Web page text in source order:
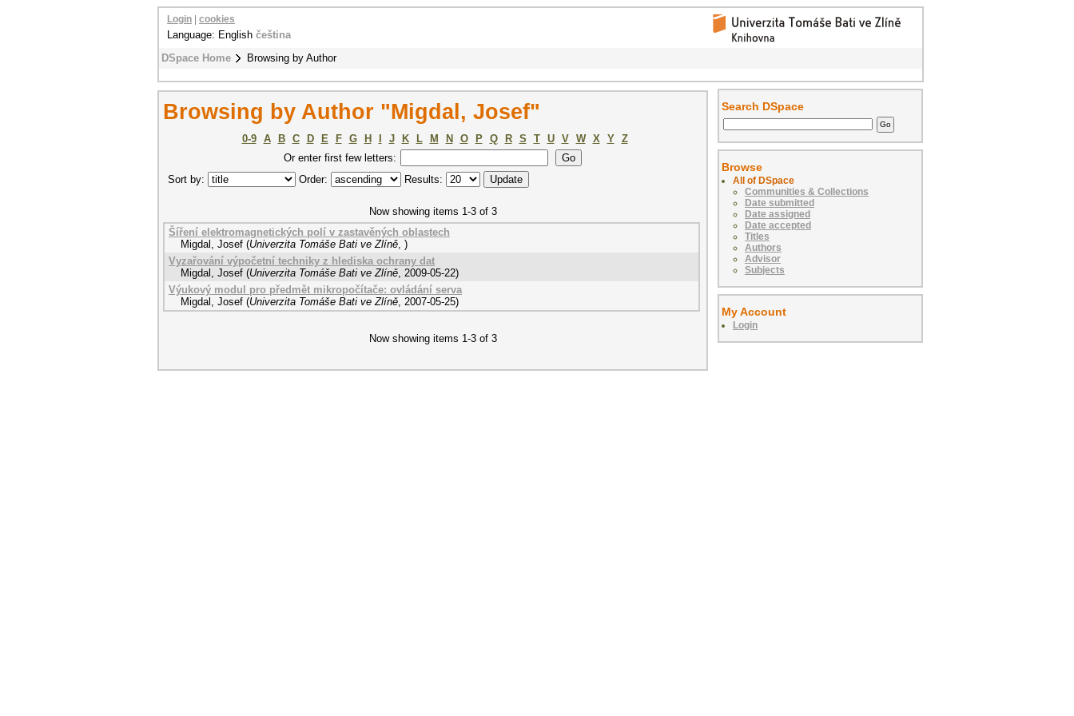
DSpace Home Browsing by Author
Login cookies
Language: English čeština
Browsing by Author "Migdal, Josef"
0-9 A B C D E F G H J K L M N O P Q R S T U V W X Y
Z
Or enter first few letters:
Sort by:
Order: Results:
Now showing items 1-3 of 3
Šíření elektromagnetických polí v zastavěných oblastech
Migdal, Josef (Univerzita Tomáše Bati ve Zlíně, )
Vyzařování výpočetní techniky z hlediska ochrany dat
Migdal, Josef (Univerzita Tomáše Bati ve Zlíně, 2009-05-22)
Výukový modul pro předmět mikropočítače: ovládání serva
Migdal, Josef (Univerzita Tomáše Bati ve Zlíně, 2007-05-25)
Now showing items 1-3 of 3
Search DSpace
Browse
All of DSpace
Communities & Collections
Date submitted
Date assigned
Date accepted
Titles
Authors
Advisor
Subjects
My Account
Login